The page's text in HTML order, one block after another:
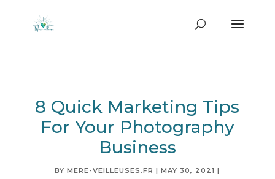
8 Quick Marketing Tips
For Your Photography
Business
BYMERE-VEILLEUSES.FR |MAY 30, 2021 |